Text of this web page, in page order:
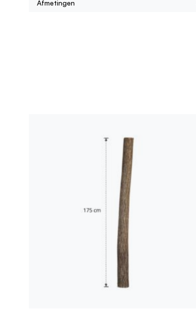
Afmetingen